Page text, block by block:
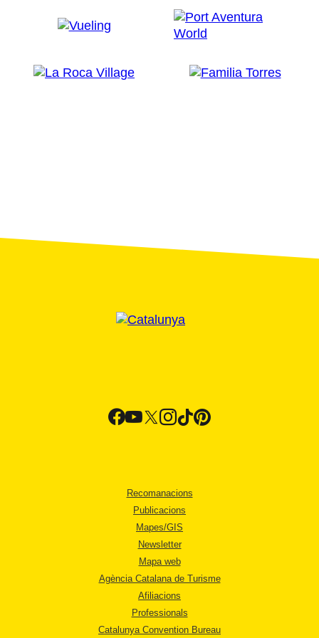
Recomanacions
Publicacions
Mapes/GIS
Newsletter
Mapa web
Agència Catalana de Turisme
Afiliacions
Professionals
Catalunya Convention Bureau